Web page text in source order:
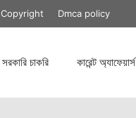
Copyright Dmca policy
সরকারি চাকরি কারেন্ট অ্যাফেয়ার্স